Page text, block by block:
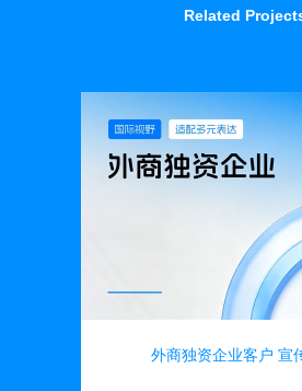
Related
外商独资企业客户 宣